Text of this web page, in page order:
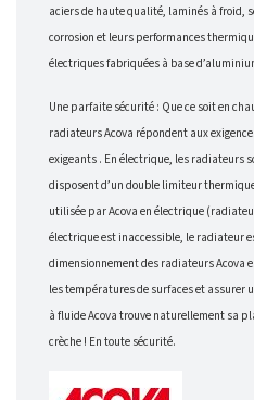
aciers de haute qualité, laminés à froid,
corrosion et leurs performances
électriques fabriquées à base
Une parfaite sécurité : Que ce soit en
radiateurs Acova répondent aux
exigeants . En électrique, les radiateurs
disposent d’un double limiteur
utilisée par Acova en électrique
électrique est inaccessible, le radiateur
dimensionnement des radiateurs
les températures de surfaces et assurer
à fluide Acova trouve naturellement sa
crèche ! En toute sécurité.